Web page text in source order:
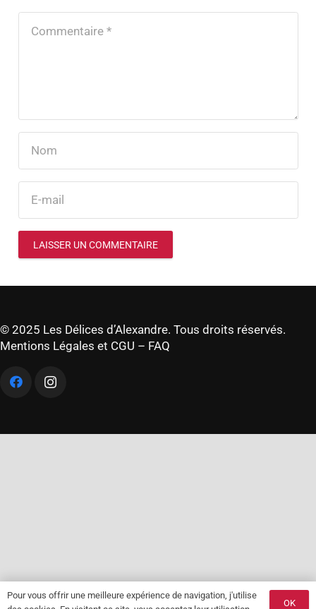
LAISSER UN COMMENTAIRE
© 2025 Les Délices d’Alexandre. Tous droits réservés.
Mentions Légales et CGU – FAQ
Pour vous offrir une meilleure expérience de navigation, j'utilise
OK